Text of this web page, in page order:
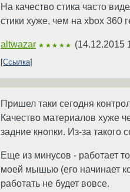
На качество стика часто
стики хуже, чем на xbox 360
altwazar ★★★★★ (14.12.2015
Ссылка
Пришел таки сегодня
Качество материалов хуже
задние кнопки. Из-за
Еще из минусов - работает
моей мышью (его начинает
работать не будет вовсе.